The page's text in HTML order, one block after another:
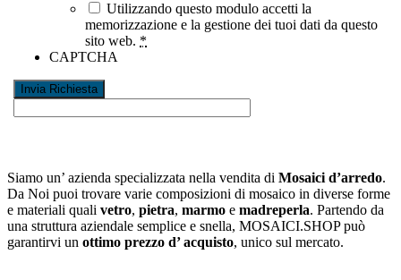
Utilizzando questo modulo accetti la
memorizzazione e la gestione dei tuoi dati da questo
sito web. *
CAPTCHA
Siamo un’ azienda specializzata nella vendita di Mosaici d’arredo.
Da Noi puoi trovare varie composizioni di mosaico in diverse forme
e materiali quali vetro, pietra, marmo e madreperla. Partendo da
una struttura aziendale semplice e snella, MOSAICI.SHOP può
garantirvi un ottimo prezzo d’ acquisto, unico sul mercato.